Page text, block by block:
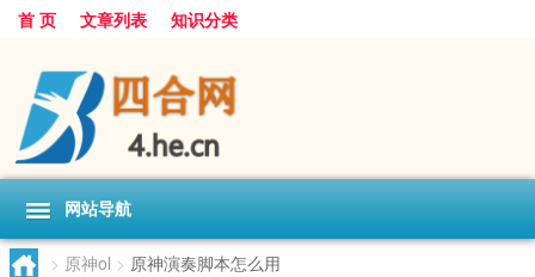
首 页 文章列表 知识分类
网站导航
> 原神ol > 原神演奏脚本怎么用